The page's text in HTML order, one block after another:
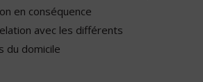
en conséquence
avec les différents
du domicile